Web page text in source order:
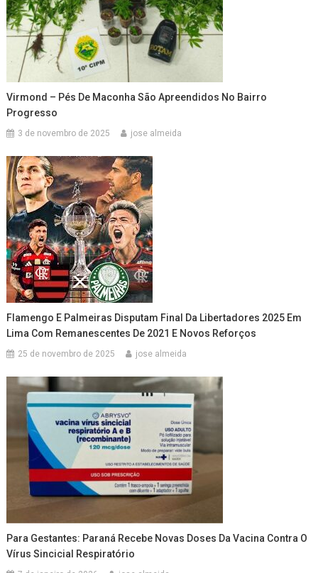
Virmond – Pés De Maconha São Apreendidos No Bairro
Progresso
3 de novembro de 2025 jose almeida
Flamengo E Palmeiras Disputam Final Da Libertadores 2025 Em
Lima Com Remanescentes De 2021 E Novos Reforços
25 de novembro de 2025 jose almeida
Para Gestantes: Paraná Recebe Novas Doses Da Vacina Contra O
Vírus Sincicial Respiratório